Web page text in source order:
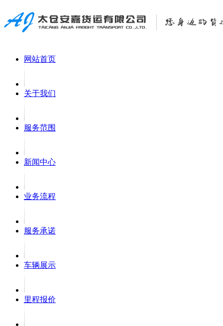
网站首页
关于我们
服务范围
新闻中心
业务流程
服务承诺
车辆展示
里程报价